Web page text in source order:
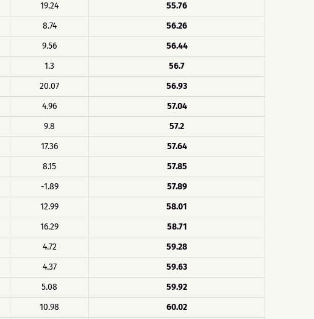
19.24
55.76
8.74
56.26
9.56
56.44
1.3
56.7
20.07
56.93
4.96
57.04
9.8
57.2
17.36
57.64
8.15
57.85
-1.89
57.89
12.99
58.01
16.29
58.71
4.72
59.28
4.37
59.63
5.08
59.92
10.98
60.02